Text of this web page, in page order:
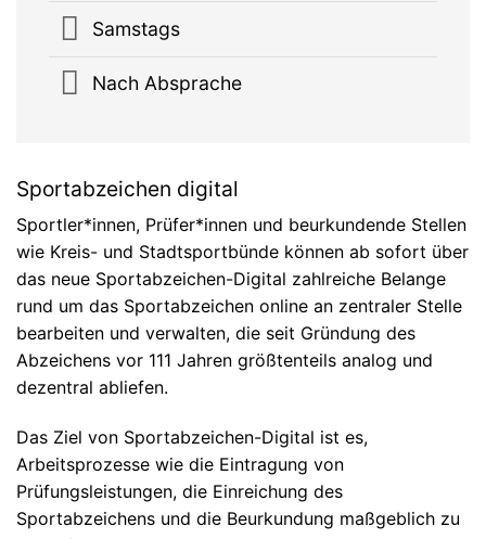
Samstags
Nach Absprache
Sportabzeichen digital
Sportler*innen, Prüfer*innen und beurkundende Stellen
wie Kreis- und Stadtsportbünde können ab sofort über
das neue Sportabzeichen-Digital zahlreiche Belange
rund um das Sportabzeichen online an zentraler Stelle
bearbeiten und verwalten, die seit Gründung des
Abzeichens vor 111 Jahren größtenteils analog und
dezentral abliefen.
Das Ziel von Sportabzeichen-Digital ist es,
Arbeitsprozesse wie die Eintragung von
Prüfungsleistungen, die Einreichung des
Sportabzeichens und die Beurkundung maßgeblich zu